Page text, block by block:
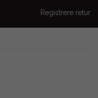
Registrere retur